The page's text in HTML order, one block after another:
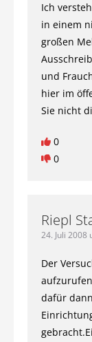
Ich
in einem
großen
und
hier im
Sie nicht
0
0
Riepl
24. Juli 2008
Der
dafür